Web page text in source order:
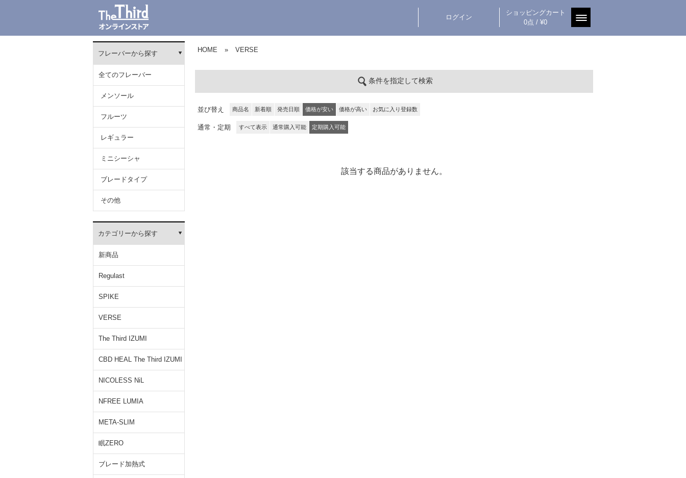
ログイン
ショッピングカート
0点 / ¥0
フレーバーから探す
全てのフレーバー
メンソール
フルーツ
レギュラー
ミニシーシャ
ブレードタイプ
その他
カテゴリーから探す
新商品
Regulast
SPIKE
VERSE
The Third IZUMI
CBD HEAL The Third IZUMI
NICOLESS NiL
NFREE LUMIA
META-SLIM
眠ZERO
ブレード加熱式
HOME » VERSE
条件を指定して検索
並び替え 商品名 新着順 発売日順 価格が安い 価格が高い お気に入り登録数
通常・定期 すべて表示 通常購入可能 定期購入可能
該当する商品がありません。